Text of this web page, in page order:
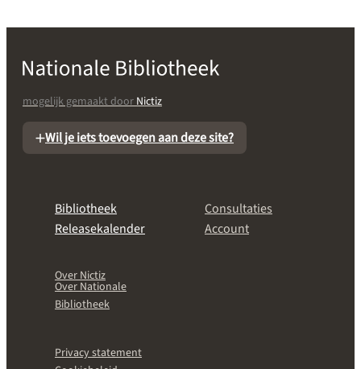
mogelijk gemaakt doorNictiz
Wil je iets toevoegen aan deze site?
Bibliotheek
Releasekalender
Consultaties
Account
Over Nictiz
Over Nationale
Bibliotheek
Privacy statement